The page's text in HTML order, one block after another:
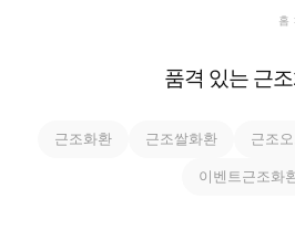
홈
품격 있는 근
근조화환 근조쌀화환 근조오
이벤트근조화